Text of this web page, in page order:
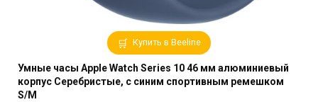
Купить в Beeline
Умные часы Apple Watch Series 10 46 мм алюминиевый
корпус Серебристые, с синим спортивным ремешком
S/M